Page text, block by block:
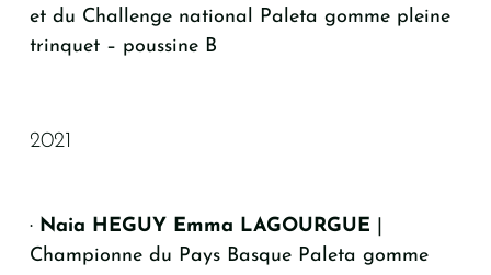
et du Challenge national Paleta gomme pleine
trinquet – poussine B
2021
·Naia HEGUY Emma LAGOURGUE
Championne du Pays Basque Paleta gomme